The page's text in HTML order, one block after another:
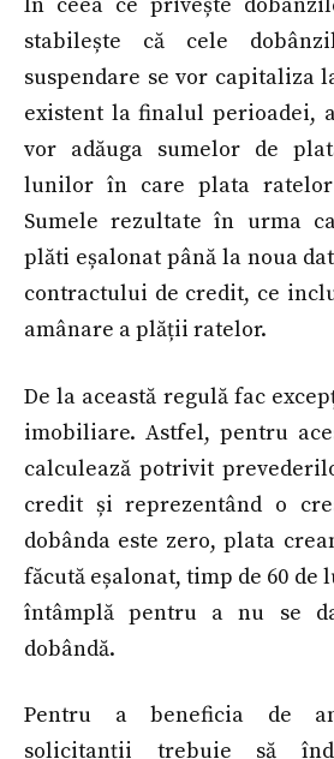
În ceea ce privește
stabilește că cele
suspendare se vor capitaliza
existent la finalul perioadei,
vor adăuga sumelor de
lunilor în care plata
Sumele rezultate în urma
plăti eșalonat până la noua
contractului de credit, ce
amânare a plății ratelor.
De la această regulă fac
imobiliare. Astfel, pentru
calculează potrivit
credit și reprezentând o
dobânda este zero, plata
făcută eșalonat, timp de 60 de
întâmplă pentru a nu se
dobândă.
Pentru a beneficia de
solicitanții trebuie să